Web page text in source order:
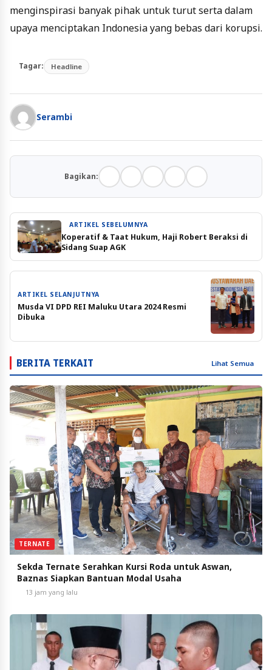
menginspirasi banyak pihak untuk turut serta dalam
upaya menciptakan Indonesia yang bebas dari korupsi.
Tagar: Headline
Serambi
Bagikan:
ARTIKEL SEBELUMNYA
Koperatif & Taat Hukum, Haji Robert Beraksi di
Sidang Suap AGK
ARTIKEL SELANJUTNYA
Musda VI DPD REI Maluku Utara 2024 Resmi
Dibuka
BERITA TERKAIT Lihat Semua
TERNATE
Sekda Ternate Serahkan Kursi Roda untuk Aswan,
Baznas Siapkan Bantuan Modal Usaha
13 jam yang lalu